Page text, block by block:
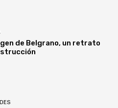
de Belgrano, un retrato